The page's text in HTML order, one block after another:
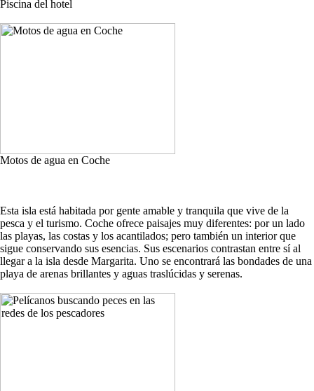
Piscina del hotel
Motos de agua en Coche
Esta isla está habitada por gente amable y tranquila que vive de la
pesca y el turismo. Coche ofrece paisajes muy diferentes: por un lado
las playas, las costas y los acantilados; pero también un interior que
sigue conservando sus esencias. Sus escenarios contrastan entre sí al
llegar a la isla desde Margarita. Uno se encontrará las bondades de una
playa de arenas brillantes y aguas traslúcidas y serenas.